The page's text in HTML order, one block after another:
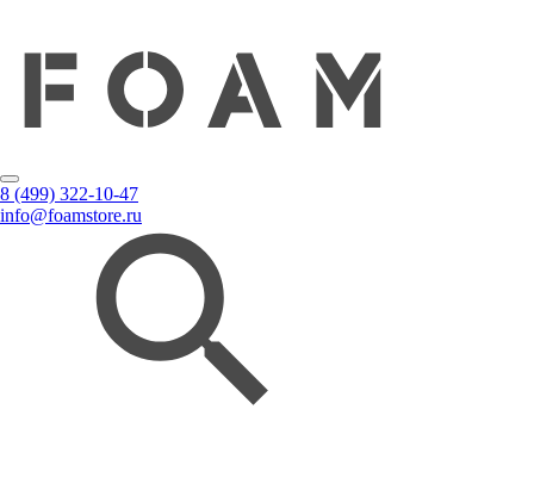
8 (499) 322-10-47
info@foamstore.ru